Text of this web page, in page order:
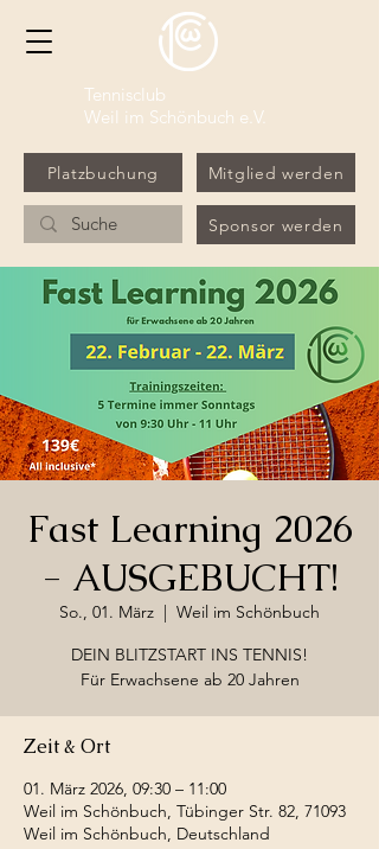
Tennisclub
Weil im Schönbuch e.V.
Platzbuchung Mitglied werden
Sponsor werden
Fast Learning 2026
- AUSGEBUCHT!
So., 01. März
  |
Weil im Schönbuch
DEIN BLITZSTART INS TENNIS!
Für Erwachsene ab 20 Jahren
Zeit & Ort
01. März 2026, 09:30 – 11:00
Weil im Schönbuch, Tübinger Str. 82, 71093
Weil im Schönbuch, Deutschland